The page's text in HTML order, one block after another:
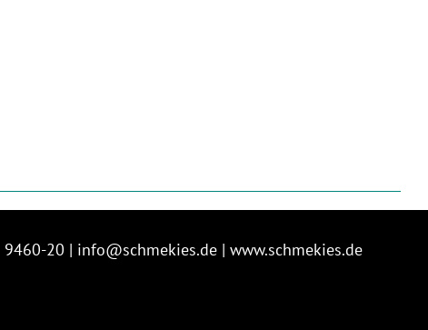
9460-20 | info@schmekies.de | www.schmekies.de